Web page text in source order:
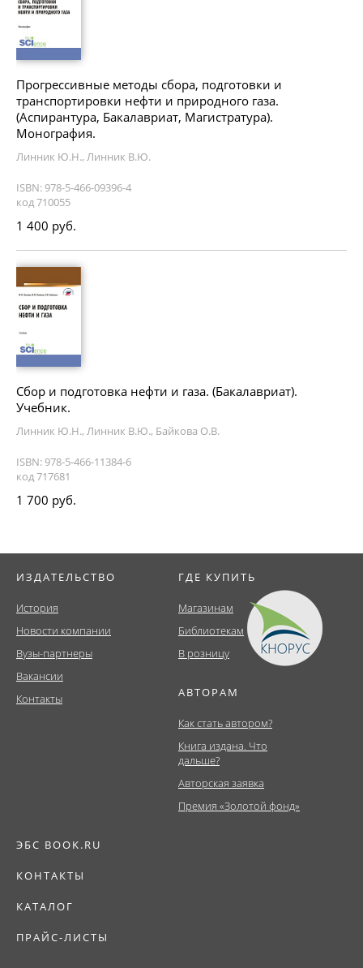
Прогрессивные методы сбора, подготовки и
транспортировки нефти и природного газа.
(Аспирантура, Бакалавриат, Магистратура).
Монография.
Линник Ю.Н., Линник В.Ю.
ISBN: 978-5-466-09396-4
код 710055
1 400 руб.
Сбор и подготовка нефти и газа. (Бакалавриат).
Учебник.
Линник Ю.Н., Линник В.Ю., Байкова О.В.
ISBN: 978-5-466-11384-6
код 717681
1 700 руб.
ИЗДАТЕЛЬСТВО
История
Новости компании
Вузы-партнеры
Вакансии
Контакты
ГДЕ КУПИТЬ
Магазинам
Библиотекам
В розницу
АВТОРАМ
Как стать автором?
Книга издана. Что
дальше?
Авторская заявка
Премия «Золотой фонд»
ЭБС BOOK.RU
КОНТАКТЫ
КАТАЛОГ
ПРАЙС-ЛИСТЫ